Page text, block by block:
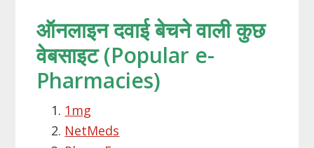
ऑनलाइन दवाई बेचने वाली कुछ
वेबसाइट (Popular e-
Pharmacies)
1mg
NetMeds